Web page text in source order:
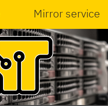
Mirror service